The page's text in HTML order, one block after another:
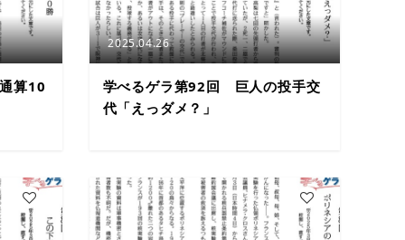
算10
2025.04.26
学べるゲラ第92回 巨人の投手交
代「えっダメ？」
3